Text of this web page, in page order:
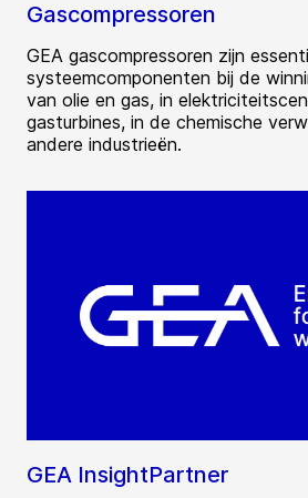
Gascompressoren
GEA gascompressoren zijn
systeemcomponenten bij de
van olie en gas, in
gasturbines, in de chemische
andere industrieën.
GEA InsightPartner